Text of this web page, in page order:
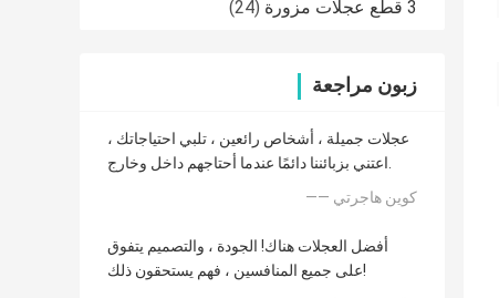
3 قطع عجلات مزورة (24)
زبون مراجعة
عجلات جميلة ، أشخاص رائعين ، تلبي احتياجاتك ،
اعتني بزبائننا دائمًا عندما أحتاجهم داخل وخارج.
—— كوين هاجرتي
أفضل العجلات هناك! الجودة ، والتصميم يتفوق
على جميع المنافسين ، فهم يستحقون ذلك!